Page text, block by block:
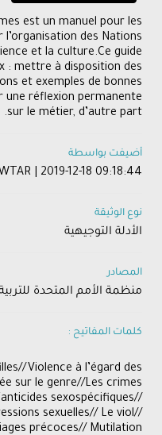
est un manuel pour les
l’organisation des Nations
et la culture.Ce guide
: mettre à disposition des
et exemples de bonnes
une réflexion permanente
sur le métier, d’autre part.
أضيفت بواسطة
| 2019-12-18 09:18:44
نوع الوثيقة
الأدلة التوجيهية
المصادر
منظمة الأمم المتحدة
كلمات المفاتيح :
Violence à l’égard des
sur le genre//Les crimes
sexospécifiques//
sexuelles// Le viol//
précoces// Mutilation